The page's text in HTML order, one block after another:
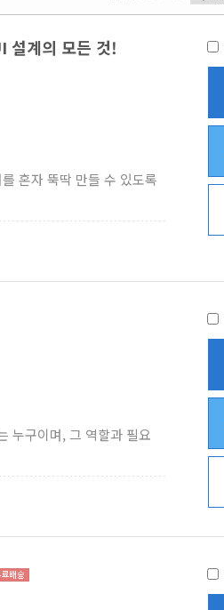
설계의 모든 것!
혼자 뚝딱 만들 수 있도록
누구이며, 그 역할과 필요